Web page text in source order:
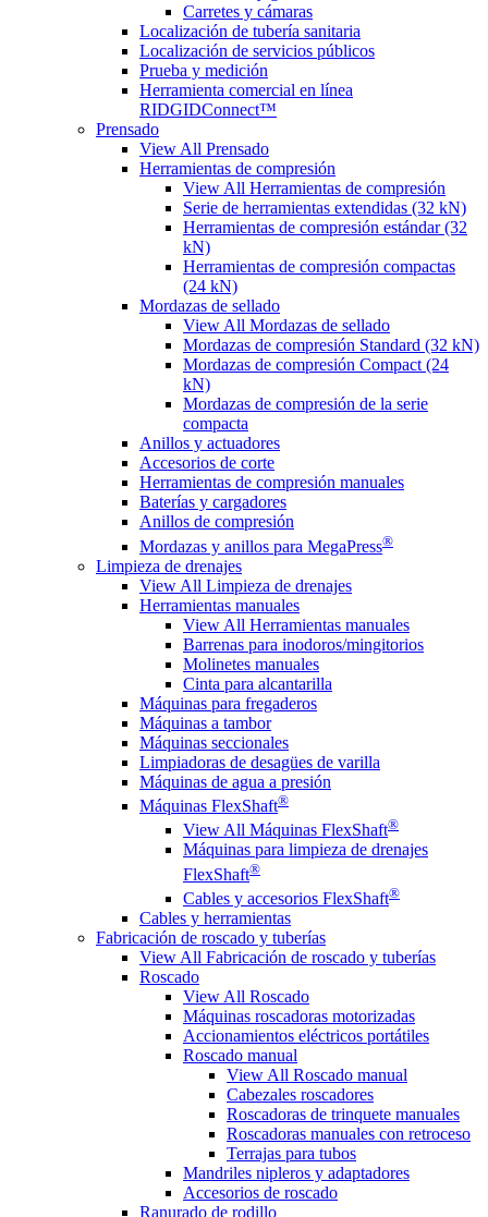
Carretes y cámaras
Localización de tubería sanitaria
Localización de servicios públicos
Prueba y medición
Herramienta comercial en línea
RIDGIDConnect™
Prensado
View All Prensado
Herramientas de compresión
View All Herramientas de compresión
Serie de herramientas extendidas (32 kN)
Herramientas de compresión estándar (32
kN)
Herramientas de compresión compactas
(24 kN)
Mordazas de sellado
View All Mordazas de sellado
Mordazas de compresión Standard (32 kN)
Mordazas de compresión Compact (24
kN)
Mordazas de compresión de la serie
compacta
Anillos y actuadores
Accesorios de corte
Herramientas de compresión manuales
Baterías y cargadores
Anillos de compresión
Mordazas y anillos para MegaPress®
Limpieza de drenajes
View All Limpieza de drenajes
Herramientas manuales
View All Herramientas manuales
Barrenas para inodoros/mingitorios
Molinetes manuales
Cinta para alcantarilla
Máquinas para fregaderos
Máquinas a tambor
Máquinas seccionales
Limpiadoras de desagües de varilla
Máquinas de agua a presión
Máquinas FlexShaft®
View All Máquinas FlexShaft®
Máquinas para limpieza de drenajes
FlexShaft®
Cables y accesorios FlexShaft®
Cables y herramientas
Fabricación de roscado y tuberías
View All Fabricación de roscado y tuberías
Roscado
View All Roscado
Máquinas roscadoras motorizadas
Accionamientos eléctricos portátiles
Roscado manual
View All Roscado manual
Cabezales roscadores
Roscadoras de trinquete manuales
Roscadoras manuales con retroceso
Terrajas para tubos
Mandriles nipleros y adaptadores
Accesorios de roscado
Ranurado de rodillo